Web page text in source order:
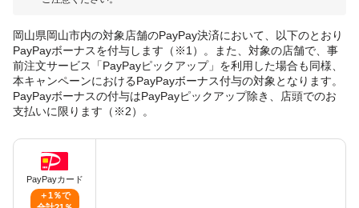
岡山県岡山市内の対象店舗のPayPay決済において、以下のとおり
PayPayボーナスを付与します（※1）。また、対象の店舗で、事
前注文サービス「PayPayピックアップ」を利用した場合も同様、
本キャンペーンにおけるPayPayボーナス付与の対象となります。
PayPayボーナスの付与はPayPayピックアップ除き、店頭でのお
支払いに限ります（※2）。
PayPayカード
＋1％で